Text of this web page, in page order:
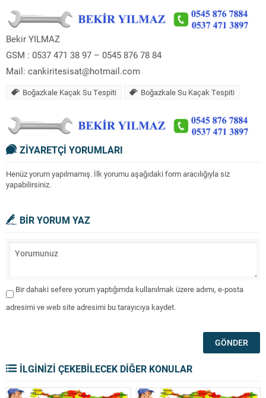
Bekir YILMAZ
GSM : 0537 471 38 97 – 0545 876 78 84
Mail: cankiritesisat@hotmail.com
Boğazkale Kaçak Su Tespiti Boğazkale Su Kaçak Tespiti
ZİYARETÇİ YORUMLARI
Henüz yorum yapılmamış. İlk yorumu aşağıdaki form aracılığıyla siz
yapabilirsiniz.
BİR YORUM YAZ
Bir dahaki sefere yorum yaptığımda kullanılmak üzere adımı, e-posta
adresimi ve web site adresimi bu tarayıcıya kaydet.
İLGİNİZİ ÇEKEBİLECEK DİĞER KONULAR